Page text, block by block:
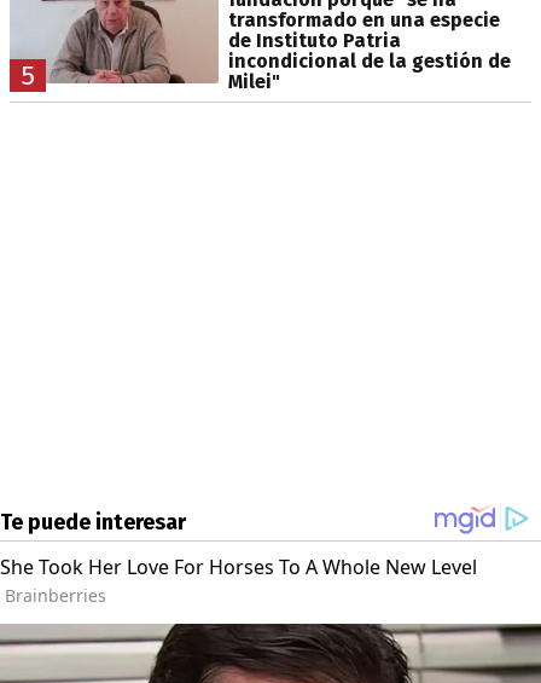
5
transformado en una especie
de Instituto Patria
incondicional de la gestión de
Milei"